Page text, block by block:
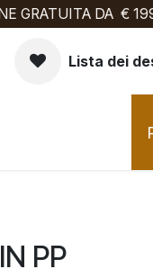
GRATUITA DA €
Lista dei
PP